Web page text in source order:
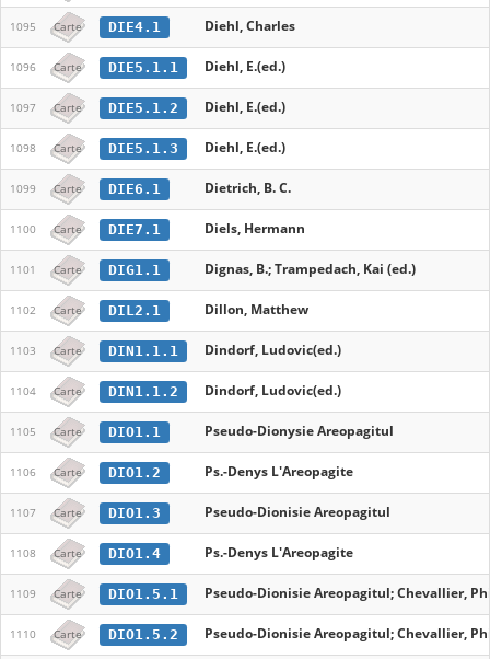
1095 Carte DIE4.1 Diehl, Charles
1096 Carte DIE5.1.1 Diehl, E.(ed.)
1097 Carte DIE5.1.2 Diehl, E.(ed.)
1098 Carte DIE5.1.3 Diehl, E.(ed.)
1099 Carte DIE6.1 Dietrich, B. C.
1100 Carte DIE7.1 Diels, Hermann
1101 Carte DIG1.1 Dignas, B.; Trampedach, Kai (ed.)
1102 Carte DIL2.1 Dillon, Matthew
1103 Carte DIN1.1.1 Dindorf, Ludovic(ed.)
1104 Carte DIN1.1.2 Dindorf, Ludovic(ed.)
1105 Carte DIO1.1 Pseudo-Dionysie Areopagitul
1106 Carte DIO1.2 Ps.-Denys L'Areopagite
1107 Carte DIO1.3 Pseudo-Dionisie Areopagitul
1108 Carte DIO1.4 Ps.-Denys L'Areopagite
1109 Carte DIO1.5.1 Pseudo-Dionisie Areopagitul; Chevallier,
1110 Carte DIO1.5.2 Pseudo-Dionisie Areopagitul; Chevallier,